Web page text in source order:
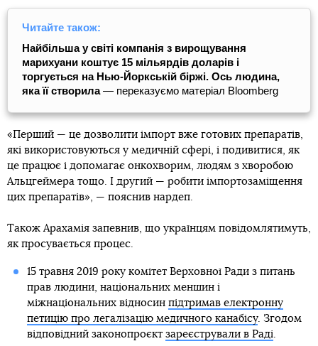
Читайте також:
Найбільша у світі компанія з вирощування
марихуани коштує 15 мільярдів доларів і
торгується на Нью-Йоркській біржі. Ось людина,
яка її створила— переказуємо матеріал Bloomberg
«Перший — це дозволити імпорт вже готових препаратів,
які використовуються у медичній сфері, і подивитися, як
це працює і допомагає онкохворим, людям з хворобою
Альцгеймера тощо. І другий — робити імпортозаміщення
цих препаратів», — пояснив нардеп.
Також Арахамія запевнив, що українцям повідомлятимуть,
як просувається процес.
15 травня 2019 року комітет Верховної Ради з питань
прав людини, національних меншин і
міжнаціональних відносин підтримав електронну
петицію про легалізацію медичного канабісу. Згодом
відповідний законопроєкт зареєстрували в Раді.